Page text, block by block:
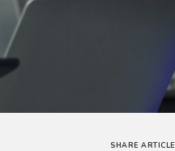
SHARE ARTICLE